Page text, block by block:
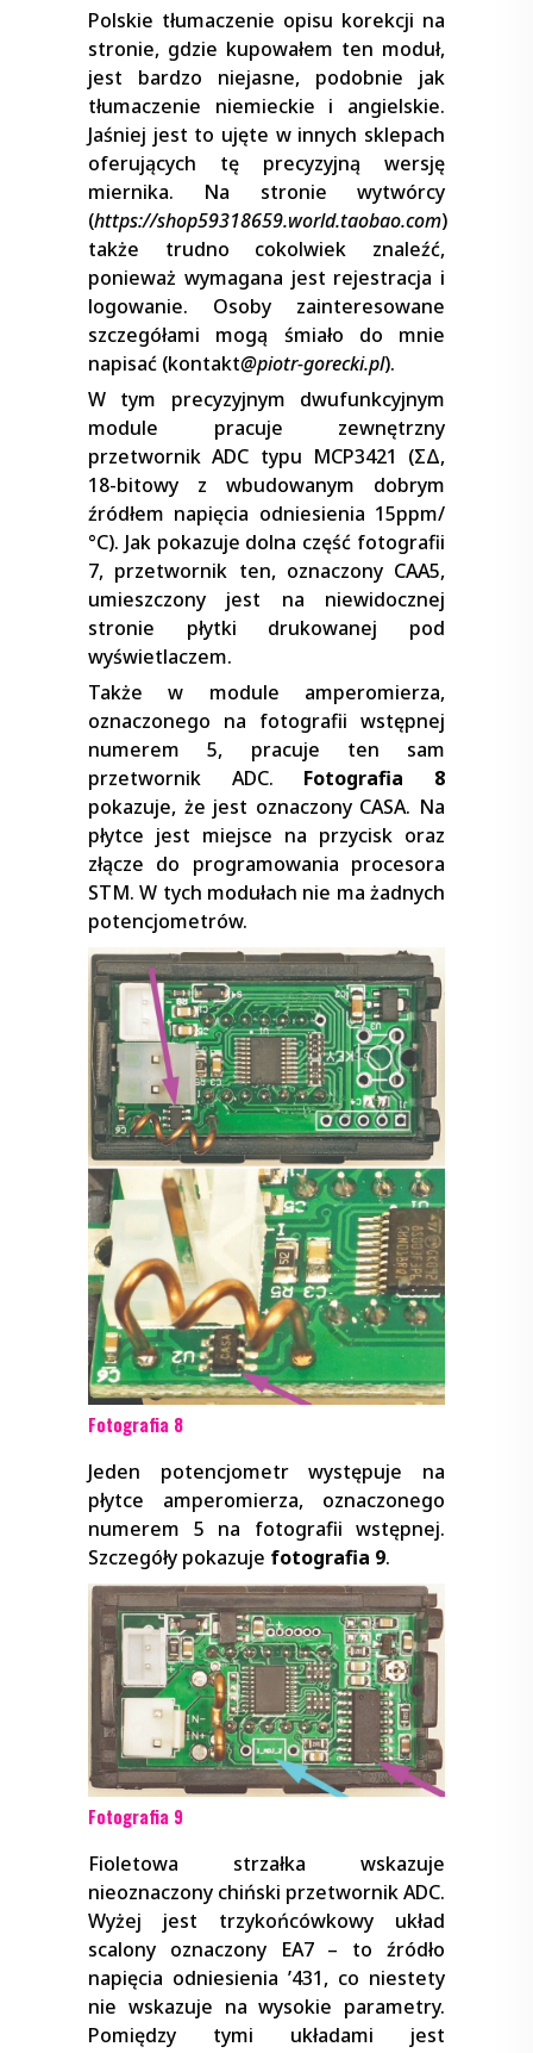
Polskie tłumaczenie opisu korekcji na
stronie, gdzie kupowałem ten moduł,
jest bardzo niejasne, podobnie jak
tłumaczenie niemieckie i angielskie.
Jaśniej jest to ujęte w innych sklepach
oferujących tę precyzyjną wersję
miernika. Na stronie wytwórcy
(https://shop59318659.world.taobao.com)
także trudno cokolwiek znaleźć,
ponieważ wymagana jest rejestracja i
logowanie. Osoby zainteresowane
szczegółami mogą śmiało do mnie
napisać (kontakt@piotr-gorecki.pl).
W tym precyzyjnym dwufunkcyjnym
module pracuje zewnętrzny
przetwornik ADC typu MCP3421 (ΣΔ,
18-bitowy z wbudowanym dobrym
źródłem napięcia odniesienia 15ppm/
°C). Jak pokazuje dolna część fotografii
7, przetwornik ten, oznaczony CAA5,
umieszczony jest na niewidocznej
stronie płytki drukowanej pod
wyświetlaczem.
Także w module amperomierza,
oznaczonego na fotografii wstępnej
numerem 5, pracuje ten sam
przetwornik ADC. Fotografia 8
pokazuje, że jest oznaczony CASA. Na
płytce jest miejsce na przycisk oraz
złącze do programowania procesora
STM. W tych modułach nie ma żadnych
potencjometrów.
Fotografia 8
Jeden potencjometr występuje na
płytce amperomierza, oznaczonego
numerem 5 na fotografii wstępnej.
Szczegóły pokazuje fotografia 9.
Fotografia 9
Fioletowa strzałka wskazuje
nieoznaczony chiński przetwornik ADC.
Wyżej jest trzykońcówkowy układ
scalony oznaczony EA7 – to źródło
napięcia odniesienia ’431, co niestety
nie wskazuje na wysokie parametry.
Pomiędzy tymi układami jest